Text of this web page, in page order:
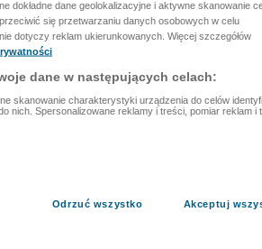
dokładne dane geolokalizacyjne i aktywne skanowanie
się przetwarzaniu danych osobowych w celu
dotyczy reklam ukierunkowanych. Więcej szczegółów
dane w następujących celach:
skanowanie charakterystyki urządzenia do celów
nich. Spersonalizowane reklamy i treści, pomiar reklam i
Odrzuć wszystko Akceptuj